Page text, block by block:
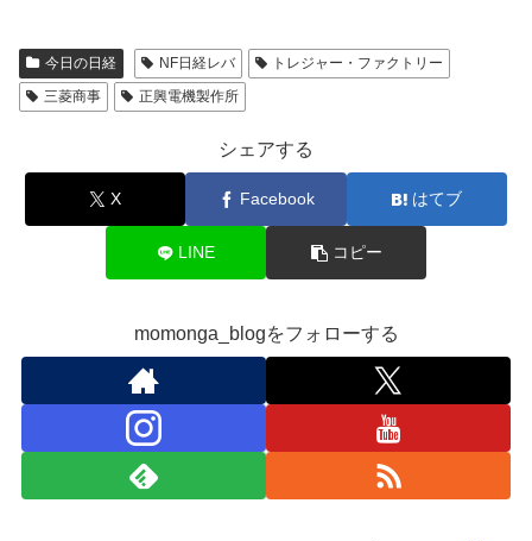
今日の日経 NF日経レバ
トレジャー・ファクトリー
三菱商事
正興電機製作所
シェアする
X Facebook はてブ
LINE コピー
momonga_blogをフォローする